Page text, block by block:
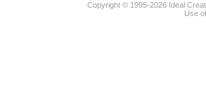
Copyright © 1995-2026 Ideal
Use